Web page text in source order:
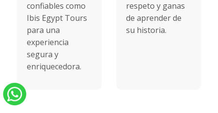
confiables como
Ibis Egypt Tours
para una
experiencia
segura y
enriquecedora.
respeto y ganas
de aprender de
su historia.